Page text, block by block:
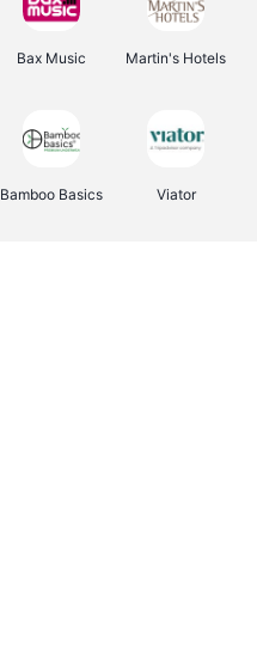
Bax Music Martin's Hotels
Bamboo Basics Viator